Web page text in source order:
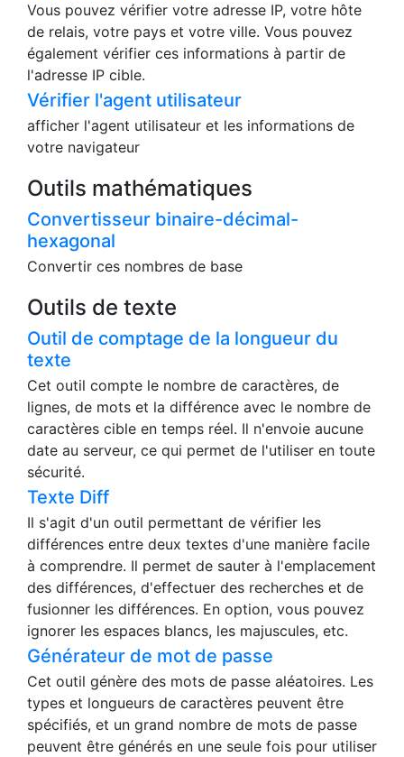
Vous pouvez vérifier votre adresse IP, votre hôte
de relais, votre pays et votre ville. Vous pouvez
également vérifier ces informations à partir de
l'adresse IP cible.
Vérifier l'agent utilisateur
afficher l'agent utilisateur et les informations de
votre navigateur
Outils mathématiques
Convertisseur binaire-décimal-
hexagonal
Convertir ces nombres de base
Outils de texte
Outil de comptage de la longueur du
texte
Cet outil compte le nombre de caractères, de
lignes, de mots et la différence avec le nombre de
caractères cible en temps réel. Il n'envoie aucune
date au serveur, ce qui permet de l'utiliser en toute
sécurité.
Texte Diff
Il s'agit d'un outil permettant de vérifier les
différences entre deux textes d'une manière facile
à comprendre. Il permet de sauter à l'emplacement
des différences, d'effectuer des recherches et de
fusionner les différences. En option, vous pouvez
ignorer les espaces blancs, les majuscules, etc.
Générateur de mot de passe
Cet outil génère des mots de passe aléatoires. Les
types et longueurs de caractères peuvent être
spécifiés, et un grand nombre de mots de passe
peuvent être générés en une seule fois pour utiliser